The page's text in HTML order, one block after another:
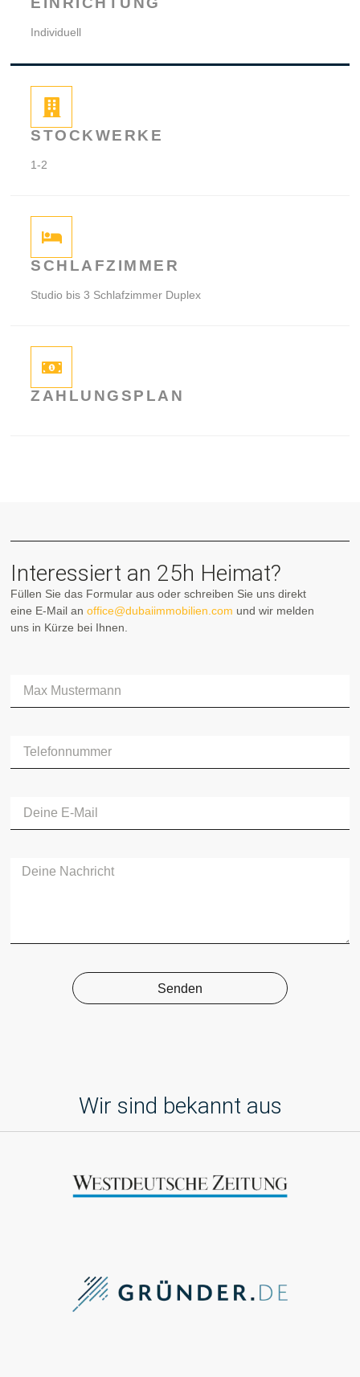
Individuell
STOCKWERKE
1-2
SCHLAFZIMMER
Studio bis 3 Schlafzimmer Duplex
ZAHLUNGSPLAN
Interessiert an 25h Heimat?
Füllen Sie das Formular aus oder schreiben Sie uns direkt
eine E-Mail anoffice@dubaiimmobilien.com und wir melden
uns in Kürze bei Ihnen.
Senden
Wir sind bekannt aus